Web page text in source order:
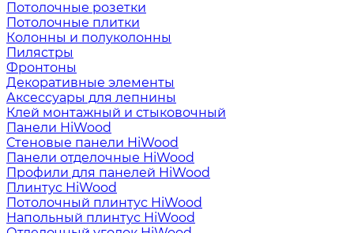
Потолочные розетки
Потолочные плитки
Колонны и полуколонны
Пилястры
Фронтоны
Декоративные элементы
Аксессуары для лепнины
Клей монтажный и стыковочный
Панели HiWood
Стеновые панели HiWood
Панели отделочные HiWood
Профили для панелей HiWood
Плинтус HiWood
Потолочный плинтус HiWood
Напольный плинтус HiWood